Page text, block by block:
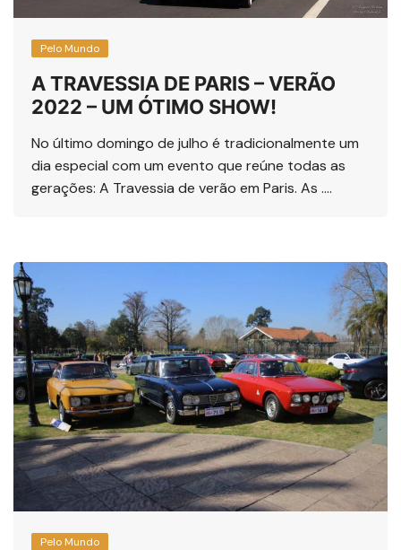
Pelo Mundo
A TRAVESSIA DE PARIS – VERÃO
2022 – UM ÓTIMO SHOW!
No último domingo de julho é tradicionalmente um
dia especial com um evento que reúne todas as
gerações: A Travessia de verão em Paris. As ….
Pelo Mundo